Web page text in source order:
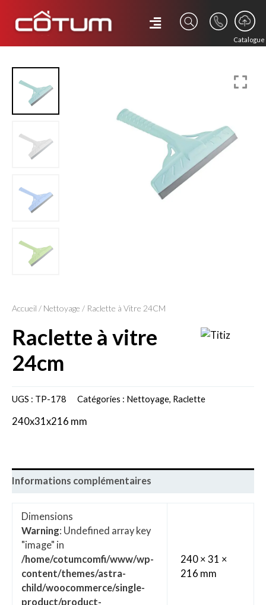
Catalogue
Accueil / Nettoyage / Raclette à Vitre 24CM
raclette à vitre
24cm
UGS : TP-178 Catégories : Nettoyage, Raclette
240x31x216 mm
Informations complémentaires
Dimensions
Warning: Undefined array key
"image" in
/home/cotumcomfi/www/wp-
content/themes/astra-
child/woocommerce/single-
product/product-
240 × 31 ×
216 mm